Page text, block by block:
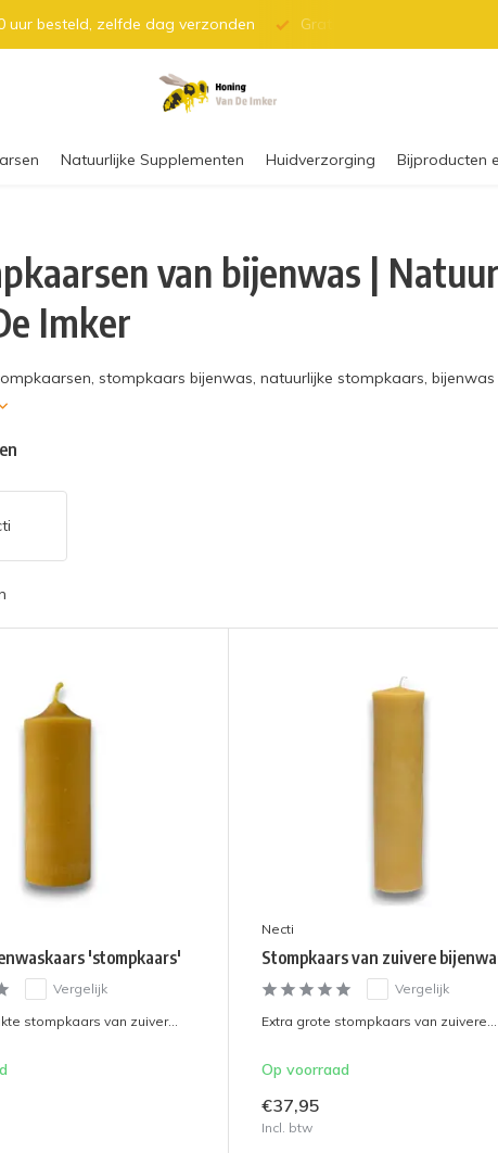
uur besteld, zelfde dag verzonden Gratis verzending vanaf
Natuurlijke Supplementen Huidverzorging Bijproducten
van bijenwas |
Imker
stompkaars bijenwas, natuurlijke stompkaars,
'stompkaars'
Vergelijk
stompkaars van zuiver...
Necti
Stompkaars van zuivere
Vergelijk
Extra grote stompkaars van zuivere...
Op voorraad
€37,95
Incl. btw